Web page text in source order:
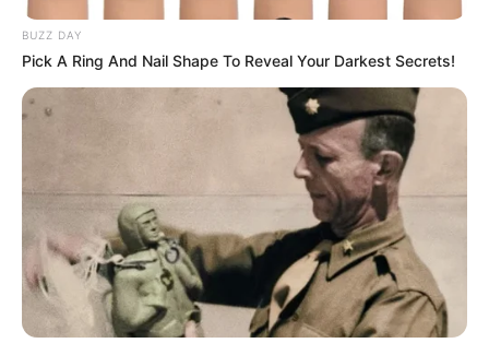
EXPLOTACIÓN INFANTIL
Capturan en Risaralda a
joven señalado de vender
contenido de explotación
infantil
CARGAR MÁS
BUZZ DAY
Pick A Ring And Nail Shape To Reveal Your Darkest Secrets!